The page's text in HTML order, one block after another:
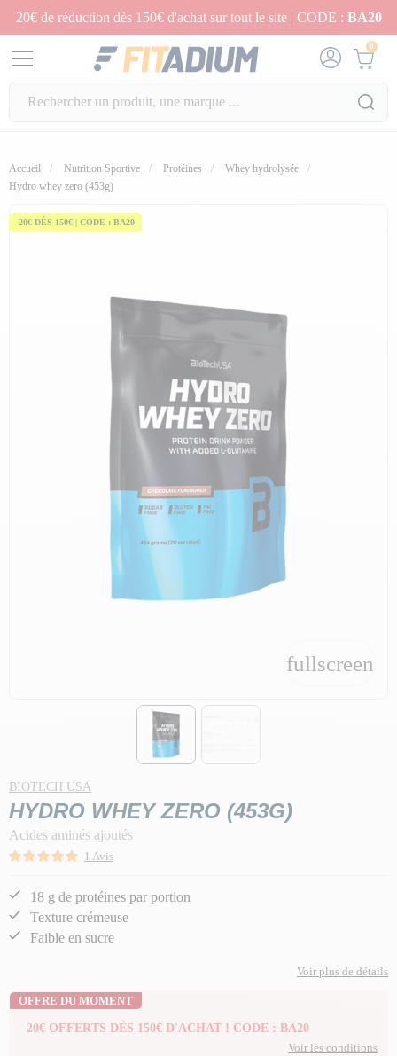
20€ de réduction dès 150€ d'achat sur tout le site | CODE : BA20
0
Accueil Nutrition Sportive Protéines
Whey hydrolysée
Hydro whey zero (453g)
-20€ DÈS 150€ | CODE : BA20
fullscreen
fullscreen
BIOTECH USA
HYDRO WHEY ZERO (453G)
Acides aminés ajoutés
1 Avis
18 g de protéines par portion
Texture crémeuse
Faible en sucre
Voir plus de détails
OFFRE DU MOMENT
20€ OFFERTS DÈS 150€ D'ACHAT ! CODE : BA20
Voir les conditions